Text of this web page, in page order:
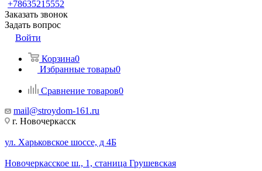
+78635215552
Заказать звонок
Задать вопрос
Войти
Корзина0
Избранные товары0
Сравнение товаров0
mail@stroydom-161.ru
г. Новочеркасск
ул. Харьковское шоссе, д 4Б
Новочеркасское ш., 1, станица Грушевская